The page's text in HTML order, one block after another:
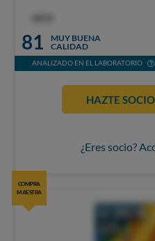
81
MUY BUENA
CALIDAD
ANALIZADO EN EL LABORATORIO
HAZTE
¿Eres socio?
COMPRA
MAESTRA